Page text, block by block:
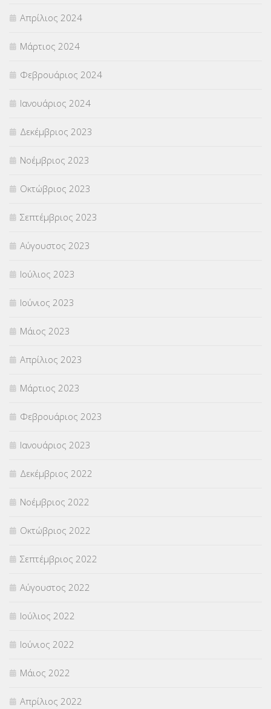
Απρίλιος 2024
Μάρτιος 2024
Φεβρουάριος 2024
Ιανουάριος 2024
Δεκέμβριος 2023
Νοέμβριος 2023
Οκτώβριος 2023
Σεπτέμβριος 2023
Αύγουστος 2023
Ιούλιος 2023
Ιούνιος 2023
Μάιος 2023
Απρίλιος 2023
Μάρτιος 2023
Φεβρουάριος 2023
Ιανουάριος 2023
Δεκέμβριος 2022
Νοέμβριος 2022
Οκτώβριος 2022
Σεπτέμβριος 2022
Αύγουστος 2022
Ιούλιος 2022
Ιούνιος 2022
Μάιος 2022
Απρίλιος 2022